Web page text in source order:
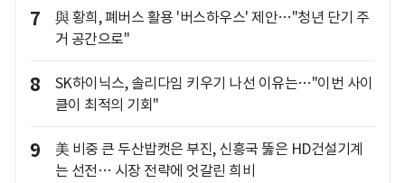
7
與 황희, 폐버스 활용 '버스하우스' 제안…"청년 단기 주
거 공간으로"
8
SK하이닉스, 솔리다임 키우기 나선 이유는…"이번 사이
클이 최적의 기회"
9
美 비중 큰 두산밥캣은 부진, 신흥국 뚫은 HD건설기계
는 선전… 시장 전략에 엇갈린 희비